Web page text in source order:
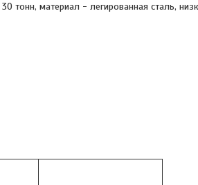
тонн, материал - легированная сталь,